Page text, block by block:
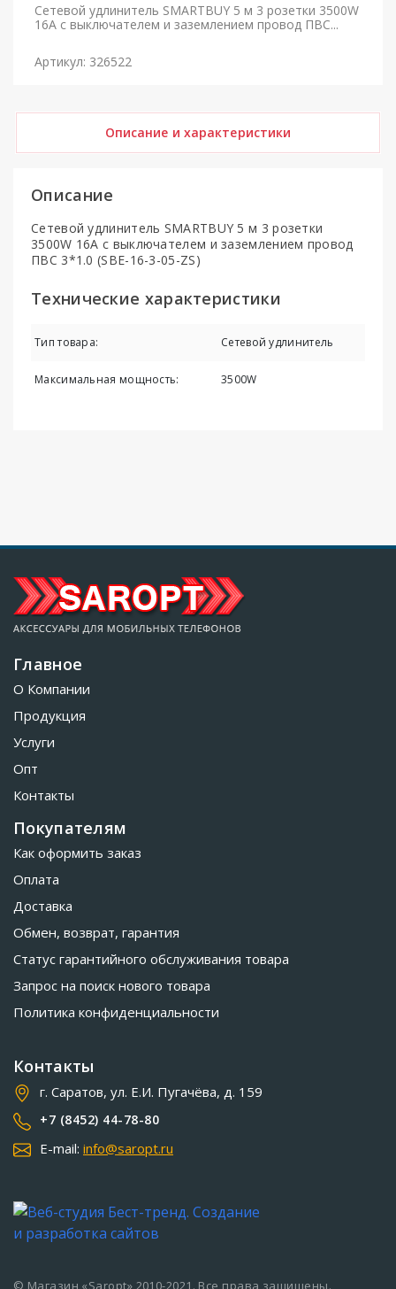
Сетевой удлинитель SMARTBUY 5 м 3 розетки 3500W
16A с выключателем и заземлением провод ПВС...
Артикул: 326522
Описание и характеристики
Описание
Сетевой удлинитель SMARTBUY 5 м 3 розетки
3500W 16A с выключателем и заземлением провод
ПВС 3*1.0 (SBE-16-3-05-ZS)
Технические характеристики
Тип товара: Сетевой удлинитель
Максимальная мощность: 3500W
Главное
О Компании
Продукция
Услуги
Опт
Контакты
Покупателям
Как оформить заказ
Оплата
Доставка
Обмен, возврат, гарантия
Статус гарантийного обслуживания товара
Запрос на поиск нового товара
Политика конфиденциальности
Контакты
г. Саратов, ул. Е.И. Пугачёва, д. 159
+7 (8452) 44-78-80
E-mail: info@saropt.ru
© Магазин «Saropt» 2010-2021. Все права защищены.